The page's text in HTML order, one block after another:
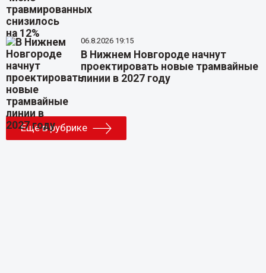
06.8.2026 19:15
В Нижнем Новгороде начнут
проектировать новые трамвайные
линии в 2027 году
Еще в рубрике